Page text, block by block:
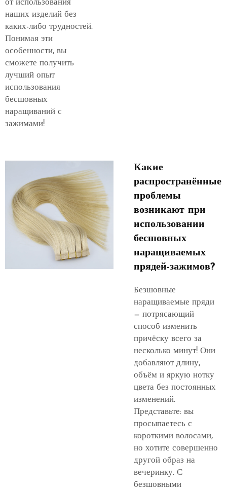
от использования
наших изделий без
каких-либо трудностей.
Понимая эти
особенности, вы
сможете получить
лучший опыт
использования
бесшовных
наращиваний с
зажимами!
Какие
распространённые
проблемы
возникают при
использовании
бесшовных
наращиваемых
прядей-зажимов?
Безшовные
наращиваемые пряди
— потрясающий
способ изменить
причёску всего за
несколько минут! Они
добавляют длину,
объём и яркую нотку
цвета без постоянных
изменений.
Представьте: вы
просыпаетесь с
короткими волосами,
но хотите совершенно
другой образ на
вечеринку. С
безшовными